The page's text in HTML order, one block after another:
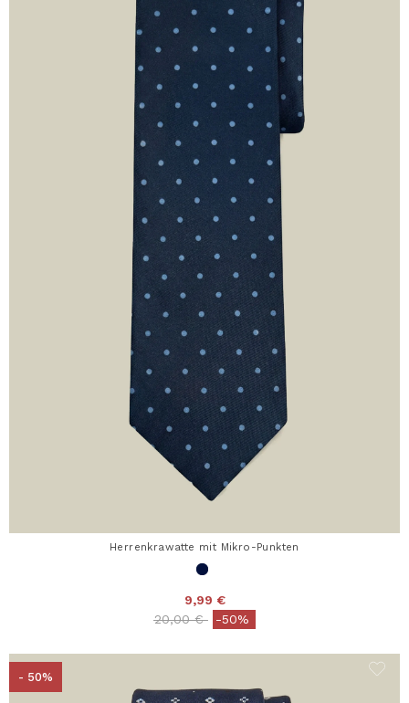
Herrenkrawatte mit Mikro-Punkten
9,99 €
Price reduced from
20,00 €to-50%
- 50%